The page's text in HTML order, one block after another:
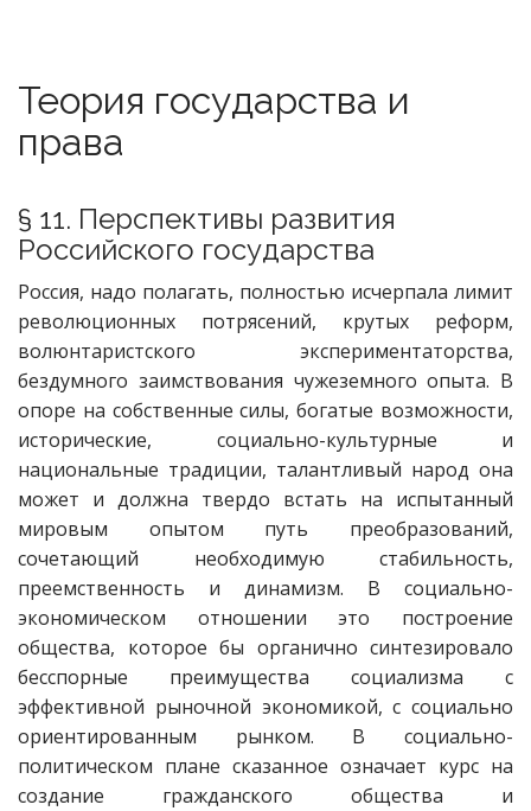
Теория государства и
права
§ 11. Перспективы развития
Российского государства
Россия, надо полагать, полностью исчерпала лимит
революционных потрясений, крутых реформ,
волюнтаристского экспериментаторства,
бездумного заимствования чужеземного опыта. В
опоре на собственные силы, богатые возможности,
исторические, социально-культурные и
национальные традиции, талантливый народ она
может и должна твердо встать на испытанный
мировым опытом путь преобразований,
сочетающий необходимую стабильность,
преемственность и динамизм. В социально-
экономическом отношении это построение
общества, которое бы органично синтезировало
бесспорные преимущества социализма с
эффективной рыночной экономикой, с социально
ориентированным рынком. В социально-
политическом плане сказанное означает курс на
создание гражданского общества и